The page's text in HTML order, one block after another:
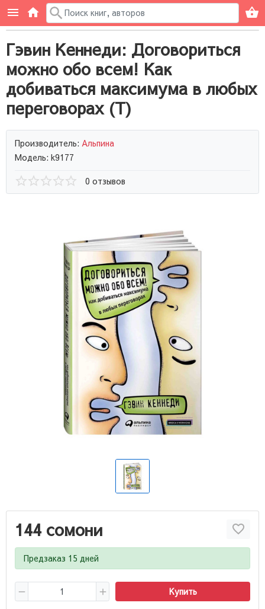
Гэвин Кеннеди: Договориться
можно обо всем! Как
добиваться максимума в любых
переговорах (Т)
Производитель: Альпина
Модель: k9177
0 отзывов
144 сомони
Предзаказ 15 дней
Купить